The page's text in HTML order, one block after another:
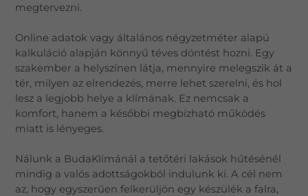
megtervezni.
Online adatok vagy általános négyzetméter alapú
kalkuláció alapján könnyű téves döntést hozni. Egy
szakember a helyszínen látja, mennyire melegszik át a
tér, milyen az elrendezés, merre lehet szerelni, és hol
lesz a legjobb helye a klímának. Ez nemcsak a
komfort, hanem a későbbi megbízható működés
miatt is lényeges.
Nálunk a BudaKlímánál a tetőtéri lakások hűtésénél
mindig a valós adottságokból indulunk ki. A cél nem
az, hogy egyszerűen felkerüljön egy készülék a falra,